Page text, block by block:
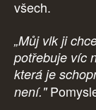
všech.
„Můj vlk ji
potřebuje víc
která je
není."